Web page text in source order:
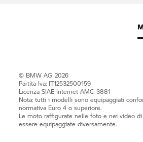
© BMW AG 2026
Partita Iva: IT12532500159
Licenza SIAE Internet AMC 3881
Nota: tutti i modelli sono equipaggiati
normativa Euro 4 o superiore.
Le moto raffigurate nelle foto e nei video
essere equipaggiate diversamente.